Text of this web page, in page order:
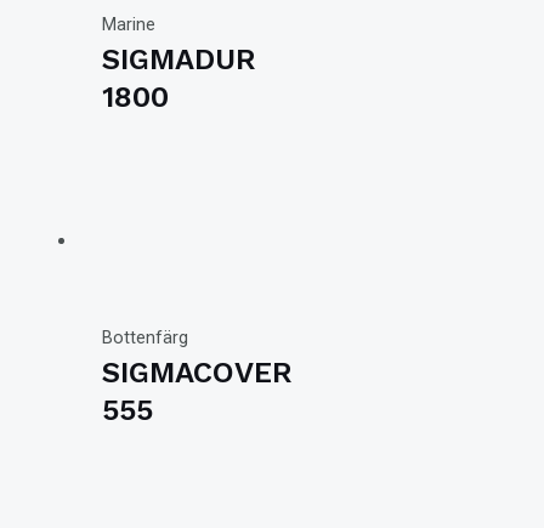
Marine
SIGMADUR
1800
Bottenfärg
SIGMACOVER
555